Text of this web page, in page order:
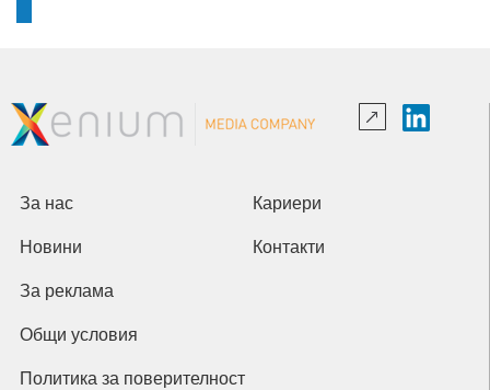
За нас Кариери
Новини Контакти
За реклама
Общи условия
Политика за поверителност